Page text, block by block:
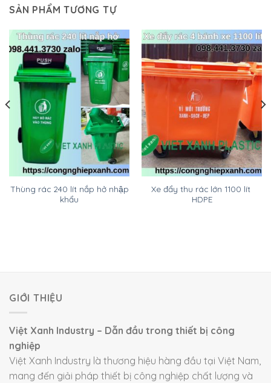
SẢN PHẨM TƯƠNG TỰ
Thùng rác 240 lít nắp hở nhập
khẩu
Xe đẩy thu rác lớn 1100 lít
HDPE
GIỚI THIỆU
Việt Xanh Industry – Dẫn đầu trong thiết bị công
nghiệp
Việt Xanh Industry là thương hiệu hàng đầu tại Việt Nam,
mang đến giải pháp thiết bị công nghiệp chất lượng và